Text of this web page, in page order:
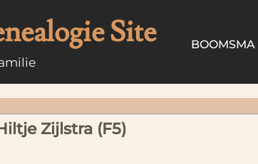
Site BOOMSMA
Zijlstra (F5)